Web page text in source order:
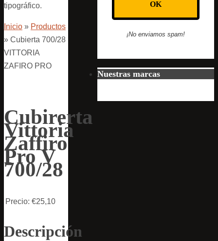
tipográfico.
Inicio » Productos
» Cubierta 700/28
VITTORIA
ZAFIRO PRO
Cubirerta
Vittoria
Zaffiro
Pro V
700/28
Precio: €25,10
Descripción
¡No enviamos spam!
Nuestras marcas